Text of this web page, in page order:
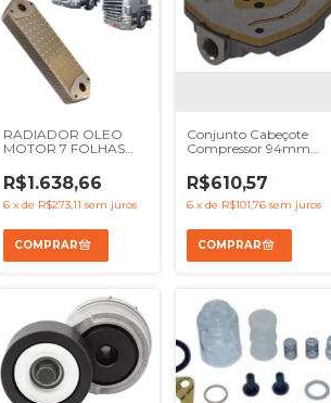
RADIADOR OLEO
MOTOR 7 FOLHAS
5 - REF 1333183
1900032 1448933
1543688 1400861
R$1.638,66
6 x de R$273,11 sem juros
Conjunto Cabeçote
Compressor 94mm
OM364 - Ref KGM1294
R$610,57
6 x de R$101,76 sem juros